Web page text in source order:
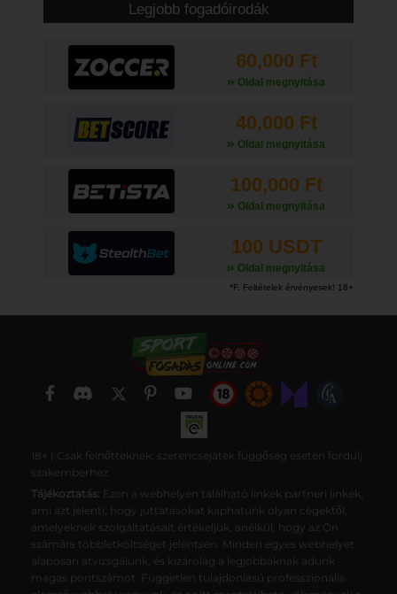
Legjobb fogadóirodák
60,000 Ft
Oldal megnyitása
40,000 Ft
Oldal megnyitása
100,000 Ft
Oldal megnyitása
100 USDT
Oldal megnyitása
18+ | Csak felnőtteknek: szerencsejáték függőség esetén fordulj
szakemberhez.
Tájékoztatás: Ezen a webhelyen található linkek partneri linkek,
ami azt jelenti, hogy juttatásokat kaphatunk olyan cégektől,
amelyeknek szolgáltatásait értékeljük, anélkül, hogy az Ön
számára többletköltséget jelentsen. Minden egyes webhelyet
alaposan átvizsgálunk, és kizárólag a legjobbaknak adunk
magas pontszámot. Független tulajdonlású professzionális